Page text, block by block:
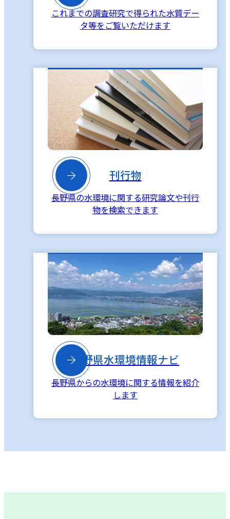
これまでの調査研究で得られた水質デー
タ等をご覧いただけます
 刊行物
長野県の水環境に関する研究論文や刊行
物を検索できます
長野県水環境情報ナビ
長野県からの水環境に関する情報を紹介
します